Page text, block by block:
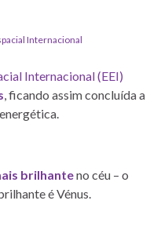
Internacional
Internacional (EEI)
, ficando assim concluída a
brilhanteno céu – o
é Vénus.